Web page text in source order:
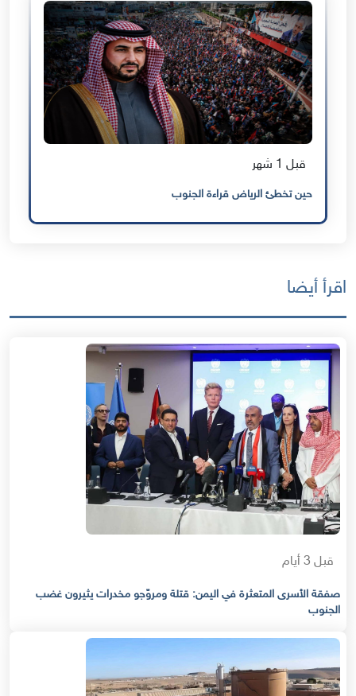
قبل 1 شهر
حين تخطئ الرياض قراءة الجنوب
اقرأ أيضا
قبل 3 أيام
صفقة الأسرى المتعثرة في اليمن: قتلة ومروّجو مخدرات يثيرون غضب
الجنوب